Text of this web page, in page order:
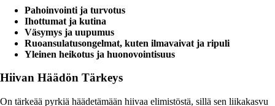
Pahoinvointi ja turvotus
Ihottumat ja kutina
Väsymys ja uupumus
Ruoansulatusongelmat, kuten ilmavaivat ja ripuli
Yleinen heikotus ja huonovointisuus
Hiivan Häädön Tärkeys
On tärkeää pyrkiä häädetämään hiivaa elimistöstä, sillä sen liikakasvu